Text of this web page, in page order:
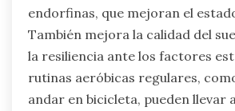
endorfinas, que mejoran el
También mejora la calidad del
la resiliencia ante los factores
rutinas aeróbicas regulares,
andar en bicicleta, pueden llevar